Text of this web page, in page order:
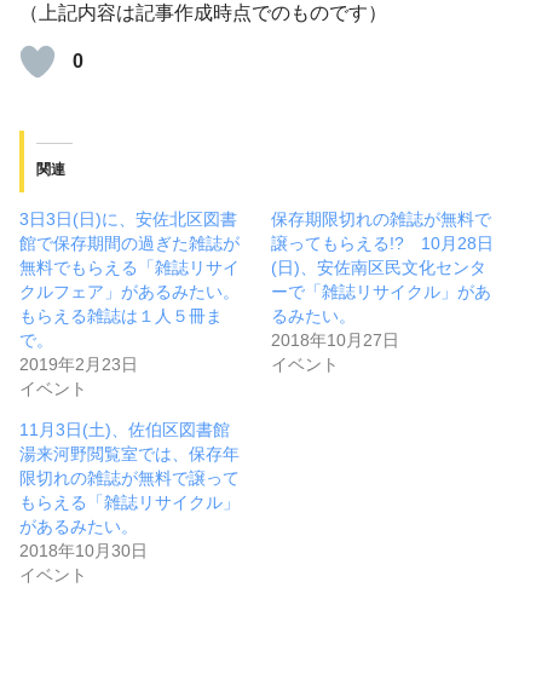
（上記内容は記事作成時点でのものです）
0
関連
3日3日(日)に、安佐北区図書
館で保存期間の過ぎた雑誌が
無料でもらえる「雑誌リサイ
クルフェア」があるみたい。
もらえる雑誌は１人５冊ま
で。
2019年2月23日
イベント
保存期限切れの雑誌が無料で
譲ってもらえる!? 10月28日
(日)、安佐南区民文化センタ
ーで「雑誌リサイクル」があ
るみたい。
2018年10月27日
イベント
11月3日(土)、佐伯区図書館
湯来河野閲覧室では、保存年
限切れの雑誌が無料で譲って
もらえる「雑誌リサイクル」
があるみたい。
2018年10月30日
イベント